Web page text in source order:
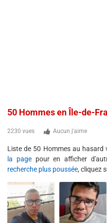
50 Hommes en Île-de-
2230 vues Aucun j'aime
Liste de 50 Hommes au hasard
la pagepour en afficher
recherche plus poussée, cliquez